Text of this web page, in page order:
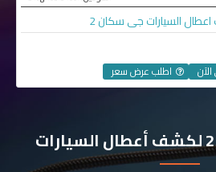
السيارات جي سكان 2
اطلب عرض سعر